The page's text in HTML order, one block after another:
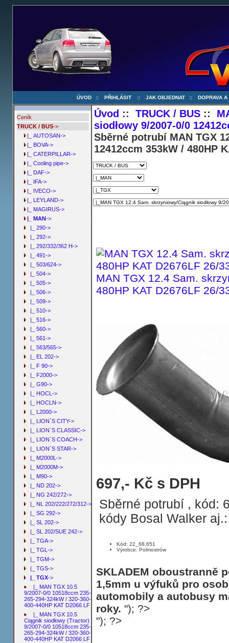
ÚVOD :: PŘIHLÁSIT :: JAK OBJEDNAT :: DOPRAVA A
Ceník
TRUCK / BUS->
|_ AUTOSAN->
|_ BOVA->
|_ CATERPILLAR->
|_ Cooling pipe->
|_ DAF->
|_ IFA->
|_ IVECO->
|_ LEYLAND->
|_ MAGIRUS->
|_ MAN->
|_ 290->
|_ 292->
|_ 292/332/362 H->
|_ 491->
|_ 503/624->
|_ 504->
|_ 505->
|_ 506->
|_ 509->
|_ 510->
|_ 516->
|_ 560->
|_ 561->
|_ 563/565->
|_ EL 202->
|_ F 90->
|_ F2000->
|_ G90->
|_ HOCL->
|_ HOCLN->
|_ L2000->
|_ LION`S CITY->
|_ LION`S CLASSIC->
|_ LION`S COACH->
|_ LION`S STAR->
|_ M2000L->
|_ M2000M->
|_ M90->
|_ ND 202->
|_ NG 242/272->
|_ NL 202/222/272/312->
|_ SG 292->
|_ SL 202->
|_ SL 202/SUE 242->
|_ TGA->
|_ TGL->
|_ TGM->
|_ TGS->
|_ TGX->
|_ MAN TGX 10.5
9/2007-0/0 10518ccm 235-
265-294-324kW / 320-360-
400-440HP KAT D2066 LF
|_ MAN TGX 10.5
Ciągnik siodłowy (Tractor)
9/2007-0/0 10518ccm 235-
265-294-324kW / 320-360-
400-440HP KAT D2066 LF
Úvod ::TRUCK / BUS ::
siodłowy 9/2007-0/0
Sběrné potrubí MAN TGX
12412ccm 353kW / 480HP
MAN TGX 12.4 Sam.
480HP KAT D2676LF 26/
Sběrné potrubí MAN TGX 12.4 Sam.
26/33 TON ; 24X/30X
697,- Kč s DPH
Sběrné potrubí , kód:
kódy Bosal Walker
Kód: 22_68.651
Výrobce: Polmostrów
SKLADEM oboustranně
1,5mm u výfuků pro
automobily a autobusy
roky. "); ?>
"); ?>